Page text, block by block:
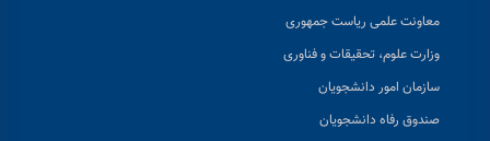
معاونت علمی ریاست جمهوری
وزارت علوم، تحقیقات و فناوری
سازمان امور دانشجویان
صندوق رفاه دانشجویان